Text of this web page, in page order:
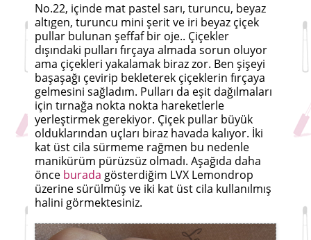
No.22, içinde mat pastel sarı, turuncu, beyaz
altıgen, turuncu mini şerit ve iri beyaz çiçek
pullar bulunan şeffaf bir oje.. Çiçekler
dışındaki pulları fırçaya almada sorun oluyor
ama çiçekleri yakalamak biraz zor. Ben şişeyi
başaşağı çevirip bekleterek çiçeklerin fırçaya
gelmesini sağladım. Pulları da eşit dağılmaları
için tırnağa nokta nokta hareketlerle
yerleştirmek gerekiyor. Çiçek pullar büyük
olduklarından uçları biraz havada kalıyor. İki
kat üst cila sürmeme rağmen bu nedenle
manikürüm pürüzsüz olmadı. Aşağıda daha
önce burada gösterdiğim LVX Lemondrop
üzerine sürülmüş ve iki kat üst cila kullanılmış
halini görmektesiniz.